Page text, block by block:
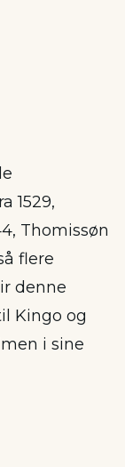
1529,
Thomissøn
flere
denne
Kingo og
i sine